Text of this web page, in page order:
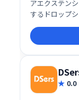
アエクステン
するドロップ
を、手間をか
手間を省き、
う。
0.0